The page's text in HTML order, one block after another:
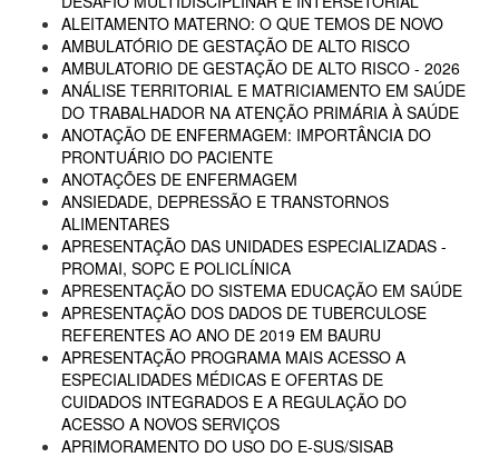
ALEITAMENTO MATERNO: O QUE TEMOS DE NOVO
AMBULATÓRIO DE GESTAÇÃO DE ALTO RISCO
AMBULATORIO DE GESTAÇÃO DE ALTO RISCO - 2026
ANÁLISE TERRITORIAL E MATRICIAMENTO EM SAÚDE
DO TRABALHADOR NA ATENÇÃO PRIMÁRIA À SAÚDE
ANOTAÇÃO DE ENFERMAGEM: IMPORTÂNCIA DO
PRONTUÁRIO DO PACIENTE
ANOTAÇÕES DE ENFERMAGEM
ANSIEDADE, DEPRESSÃO E TRANSTORNOS
ALIMENTARES
APRESENTAÇÃO DAS UNIDADES ESPECIALIZADAS -
PROMAI, SOPC E POLICLÍNICA
APRESENTAÇÃO DO SISTEMA EDUCAÇÃO EM SAÚDE
APRESENTAÇÃO DOS DADOS DE TUBERCULOSE
REFERENTES AO ANO DE 2019 EM BAURU
APRESENTAÇÃO PROGRAMA MAIS ACESSO A
ESPECIALIDADES MÉDICAS E OFERTAS DE
CUIDADOS INTEGRADOS E A REGULAÇÃO DO
ACESSO A NOVOS SERVIÇOS
APRIMORAMENTO DO USO DO E-SUS/SISAB